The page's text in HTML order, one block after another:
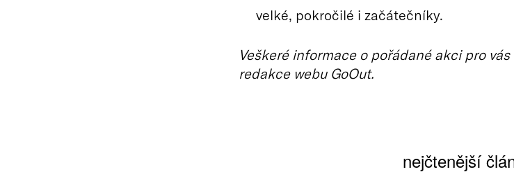
velké, pokročilé i začátečníky.
Veškeré informace o pořádané akci pro
redakce webu GoOut.
nejčtenější